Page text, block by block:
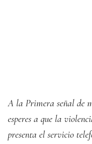
A la Primera señal de
esperes a que la
presenta el servicio